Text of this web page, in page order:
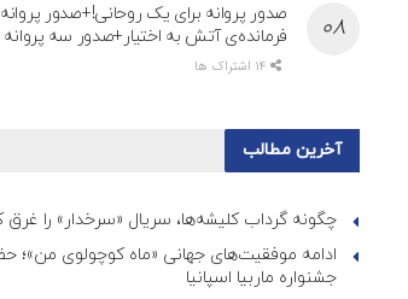
صدور پروانه برای یک روحانی!+صدور پروانه
فرمانده‌ی آتش به اختیار+صدور سه پروانه
آخرین مطالب
چگونه گرداب کلیشه‌ها، سریال «سرخدار» را غرق
ادامه موفقیت‌های جهانی «ماه کوچولوی من»؛
جشنواره ماربیا اسپانیا